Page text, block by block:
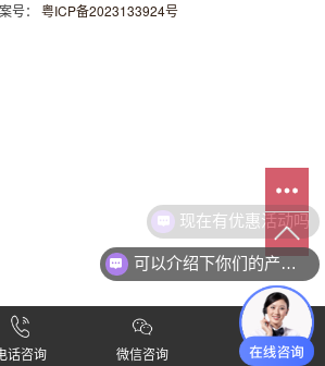
号：
粤ICP备2023133924号
话咨询 微信咨询
可以介绍下你们的产品么
现在有优惠活动吗